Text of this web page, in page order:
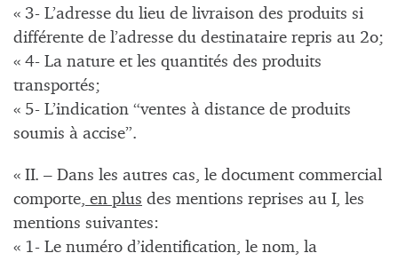
« 3- L’adresse du lieu de livraison des produits si
différente de l’adresse du destinataire repris au 2o;
« 4- La nature et les quantités des produits
transportés;
« 5- L’indication “ventes à distance de produits
soumis à accise”.
« II. – Dans les autres cas, le document commercial
comporte, en plus des mentions reprises au I, les
mentions suivantes:
« 1- Le numéro d’identification, le nom, la